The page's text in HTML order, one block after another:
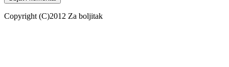
Copyright (C)2012 Za boljitak